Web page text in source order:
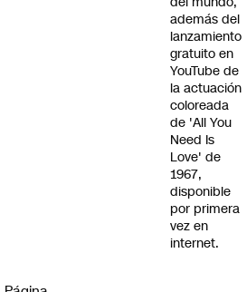
además del
lanzamiento
gratuito en
YouTube de
la actuación
coloreada
de 'All You
Need Is
Love' de
1967,
disponible
por primera
vez en
internet.